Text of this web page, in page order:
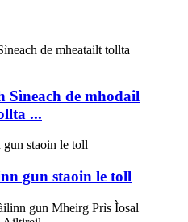
Sìneach de mhodail
...
gun staoin le toll